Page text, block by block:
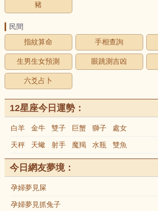
豬
民間
指紋算命
手相查詢
生男生女預測 眼跳測吉凶
六爻占卜
12星座今日運勢：
白羊 金牛 雙子 巨蟹 獅子 處女
天秤 天蠍 射手 魔羯 水瓶 雙魚
今日網友夢境：
孕婦夢見屎
孕婦夢見抓兔子